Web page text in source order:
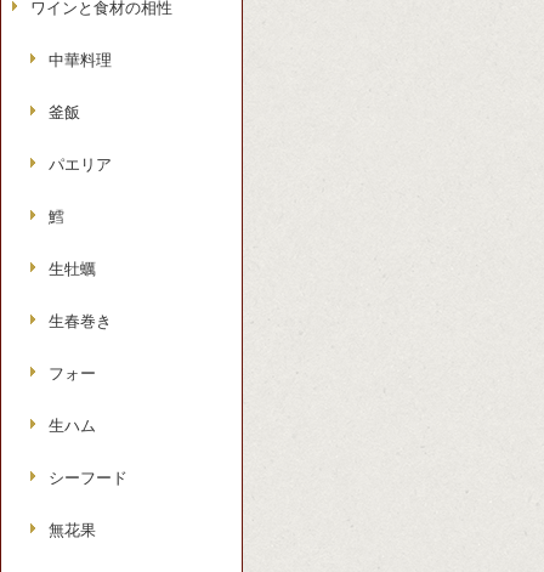
ワインと食材の相性
中華料理
釜飯
パエリア
鱈
生牡蠣
生春巻き
フォー
生ハム
シーフード
無花果